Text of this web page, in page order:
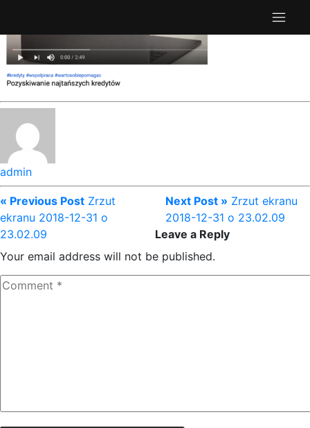
admin
« Previous Post Zrzut
ekranu 2018-12-31 o
23.02.09
Next Post » Zrzut ekranu
2018-12-31 o 23.02.09
Leave a Reply
Your email address will not be published.